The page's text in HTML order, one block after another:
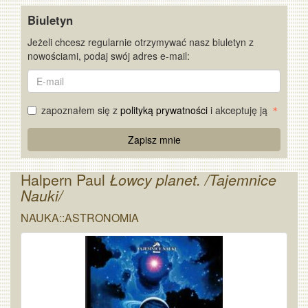
Biuletyn
Jeżeli chcesz regularnie otrzymywać nasz biuletyn z
nowościami, podaj swój adres e-mail:
E-
mail
zapoznałem się z polityką prywatności i akceptuję ją
Captcha
Zapisz mnie
Halpern Paul Łowcy planet. /Tajemnice
Nauki/
NAUKA::ASTRONOMIA